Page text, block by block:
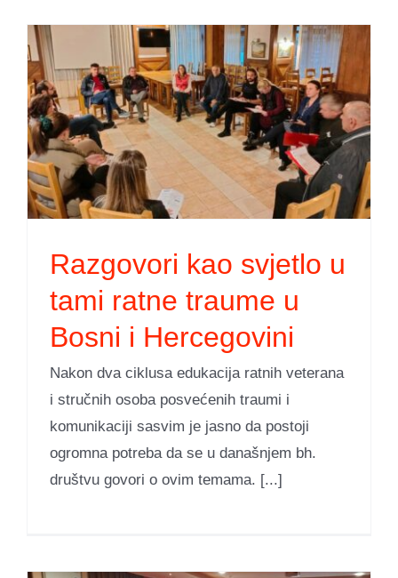
Razgovori kao svjetlo u
tami ratne traume u
Bosni i Hercegovini
Nakon dva ciklusa edukacija ratnih veterana
i stručnih osoba posvećenih traumi i
komunikaciji sasvim je jasno da postoji
ogromna potreba da se u današnjem bh.
društvu govori o ovim temama. [...]